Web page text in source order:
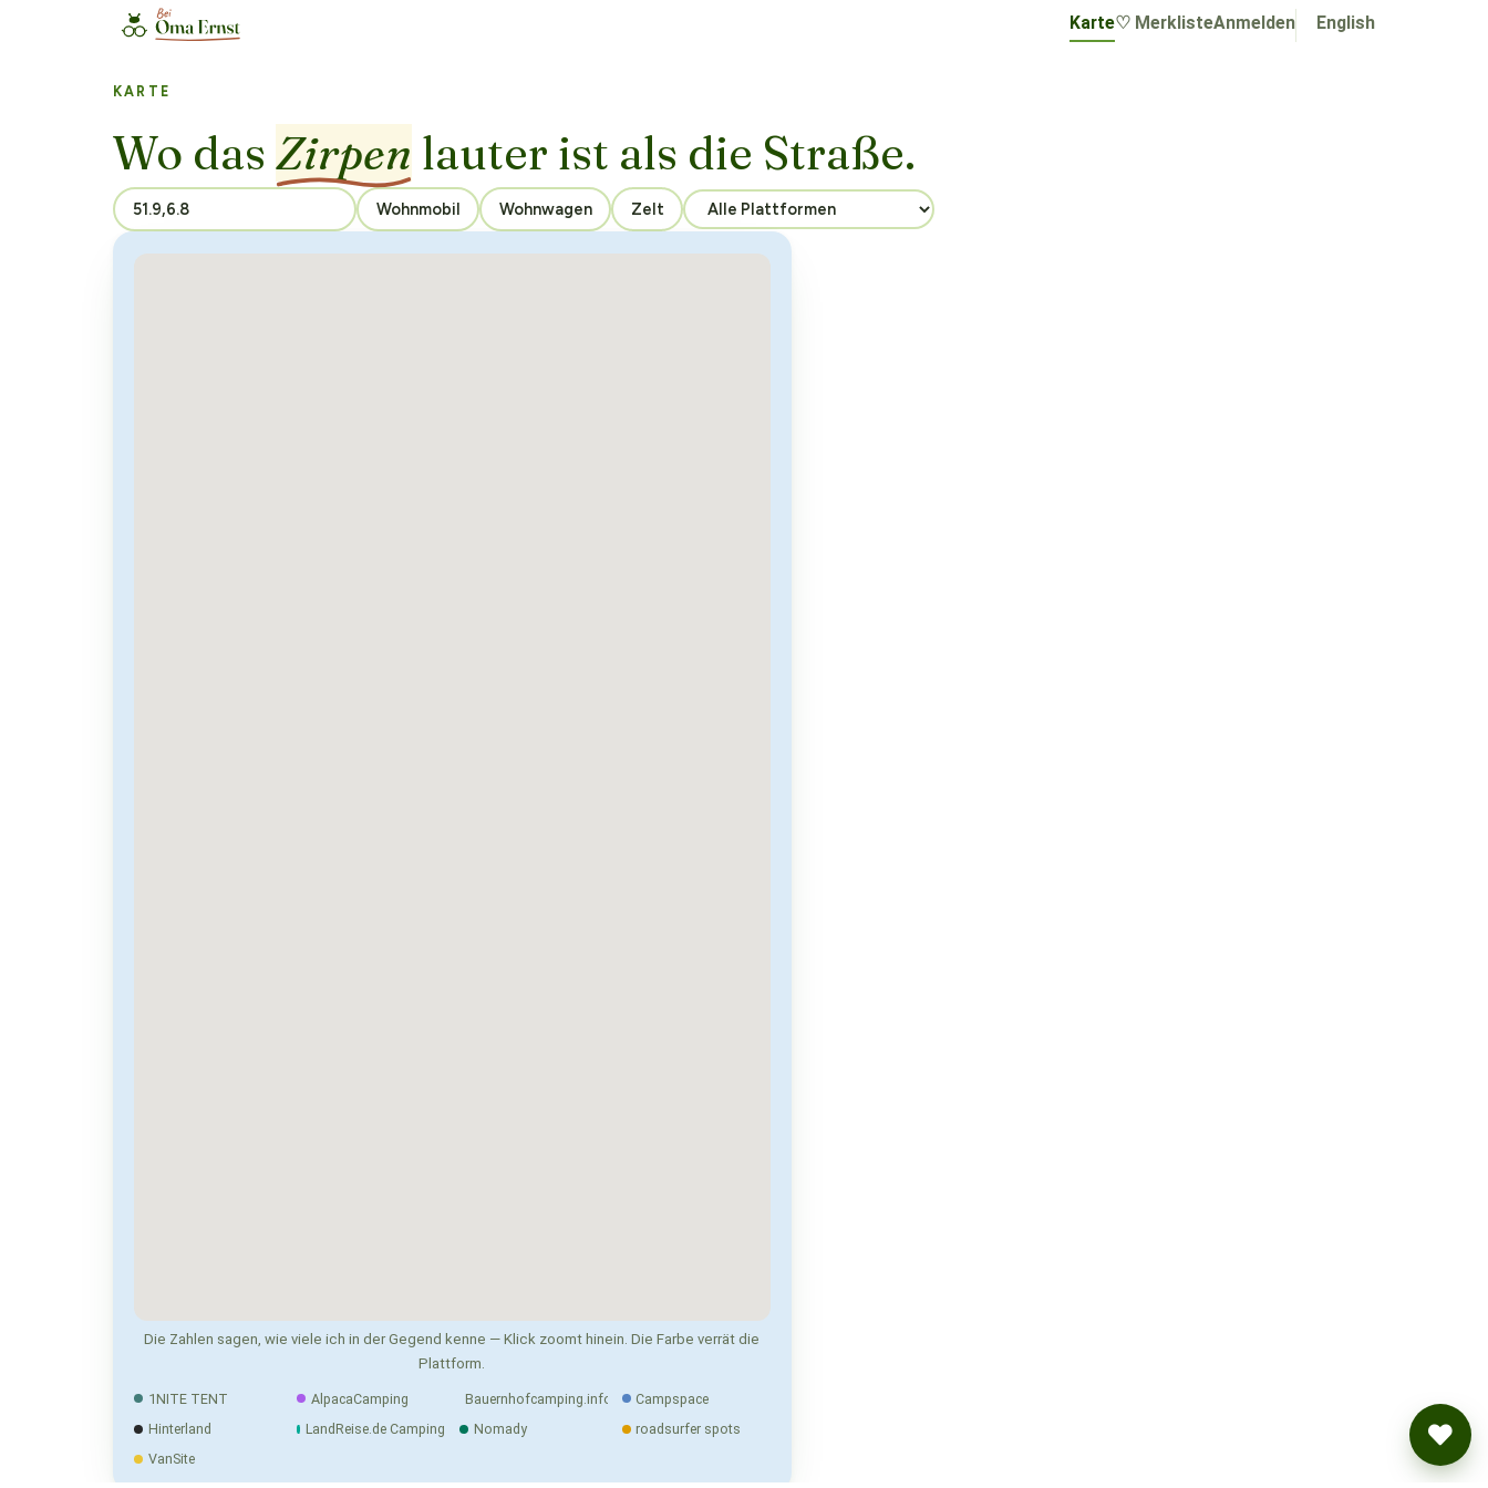
Karte♡ MerklisteAnmelden English
KARTE
Wo das Zirpen lauter ist als die Straße.
Wohnmobil Wohnwagen Zelt
Die Zahlen sagen, wie viele ich in der Gegend kenne — Klick zoomt hinein. Die Farbe verrät die
Plattform.
1NITE TENT AlpacaCamping Bauernhofcamping.info
Campspace
Hinterland
LandReise.de Camping Nomady
roadsurfer spots
VanSite